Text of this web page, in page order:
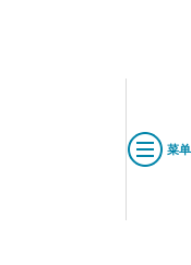
菜单